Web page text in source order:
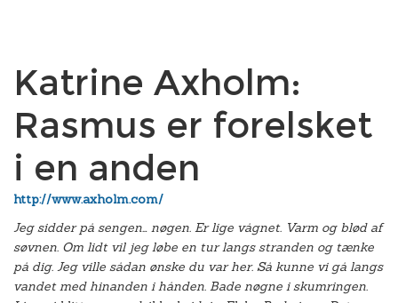
Katrine Axholm:
Rasmus er forelsket
i en anden
http://www.axholm.com/
Jeg sidder på sengen… nøgen. Er lige vågnet. Varm og blød af
søvnen. Om lidt vil jeg løbe en tur langs stranden og tænke
på dig. Jeg ville sådan ønske du var her. Så kunne vi gå langs
vandet med hinanden i hånden. Bade nøgne i skumringen.